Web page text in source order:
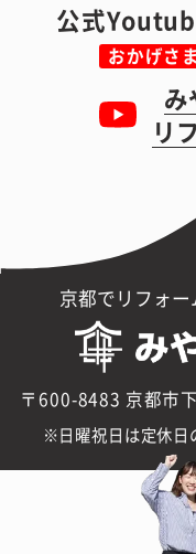
公式
おかげさ
み
リ
京都でリフォ
〒600-8483 京都市
日曜祝日は定休